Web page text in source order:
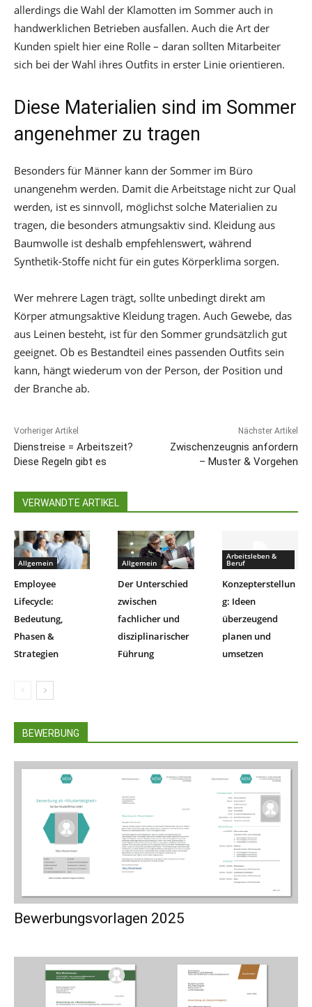
allerdings die Wahl der Klamotten im Sommer auch in
handwerklichen Betrieben ausfallen. Auch die Art der
Kunden spielt hier eine Rolle – daran sollten Mitarbeiter
sich bei der Wahl ihres Outfits in erster Linie orientieren.
Diese Materialien sind im Sommer
angenehmer zu tragen
Besonders für Männer kann der Sommer im Büro
unangenehm werden. Damit die Arbeitstage nicht zur Qual
werden, ist es sinnvoll, möglichst solche Materialien zu
tragen, die besonders atmungsaktiv sind. Kleidung aus
Baumwolle ist deshalb empfehlenswert, während
Synthetik-Stoffe nicht für ein gutes Körperklima sorgen.
Wer mehrere Lagen trägt, sollte unbedingt direkt am
Körper atmungsaktive Kleidung tragen. Auch Gewebe, das
aus Leinen besteht, ist für den Sommer grundsätzlich gut
geeignet. Ob es Bestandteil eines passenden Outfits sein
kann, hängt wiederum von der Person, der Position und
der Branche ab.
Vorheriger Artikel
Dienstreise = Arbeitszeit?
Diese Regeln gibt es
Nächster Artikel
Zwischenzeugnis anfordern
– Muster & Vorgehen
VERWANDTE ARTIKEL
Allgemein
Employee
Lifecycle:
Bedeutung,
Phasen &
Strategien
Allgemein
Der Unterschied
zwischen
fachlicher und
disziplinarischer
Führung
Arbeitsleben &
Beruf
Konzepterstellun
g: Ideen
überzeugend
planen und
umsetzen
BEWERBUNG
Bewerbungsvorlagen 2025